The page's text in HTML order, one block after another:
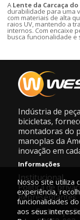
A Lente da Carcaça
durabilidade para uma
com materiais de alta
raios UV, mantendo a
internos. Com encaixe
busca funcionalidade e
Indústria de
bicicletas,
montadoras do
manoplas da
inovação em
Informações
Institucional
Política de
Representantes
Endereço:
Nosso site utiliza
experiência,
funcionalidades
aos seus